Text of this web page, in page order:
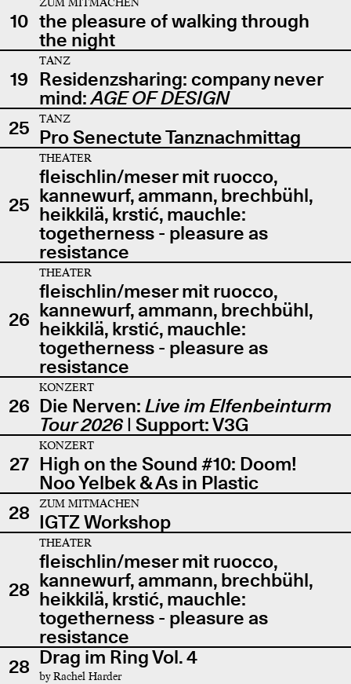
10 the pleasure of walking through
the night
19
TANZ
Residenzsharing: company never
mind:AGE OF DESIGN
25
TANZ
Pro Senectute Tanznachmittag
25
THEATER
fleischlin/meser mit ruocco,
kannewurf, ammann, brechbühl,
heikkilä, krstić, mauchle:
togetherness - pleasure as
resistance
26
THEATER
fleischlin/meser mit ruocco,
kannewurf, ammann, brechbühl,
heikkilä, krstić, mauchle:
togetherness - pleasure as
resistance
26
KONZERT
Die Nerven: Live im Elfenbeinturm
Tour 2026| Support: V3G
27
KONZERT
High on the Sound #10: Doom!
Noo Yelbek & As in Plastic
28
ZUM MITMACHEN
IGTZ Workshop
28
THEATER
fleischlin/meser mit ruocco,
kannewurf, ammann, brechbühl,
heikkilä, krstić, mauchle:
togetherness - pleasure as
resistance
28 Drag im Ring Vol. 4
by Rachel Harder